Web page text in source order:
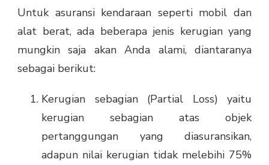
Untuk asuransi kendaraan seperti mobil dan
alat berat, ada beberapa jenis kerugian yang
mungkin saja akan Anda alami, diantaranya
sebagai berikut:
Kerugian sebagian (Partial Loss) yaitu
kerugian sebagian atas objek
pertanggungan yang diasuransikan,
adapun nilai kerugian tidak melebihi 75%